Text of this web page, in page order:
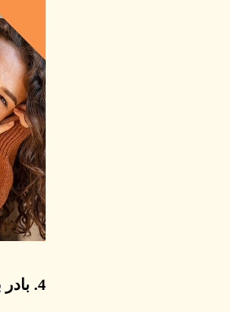
4. بادر بدردشة فيديو بشكل استباقي